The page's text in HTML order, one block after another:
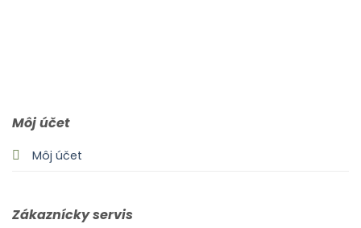
Môj účet
Môj účet
Zákaznícky servis